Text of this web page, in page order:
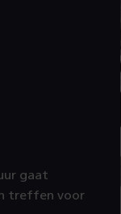
gaat
treffen voor